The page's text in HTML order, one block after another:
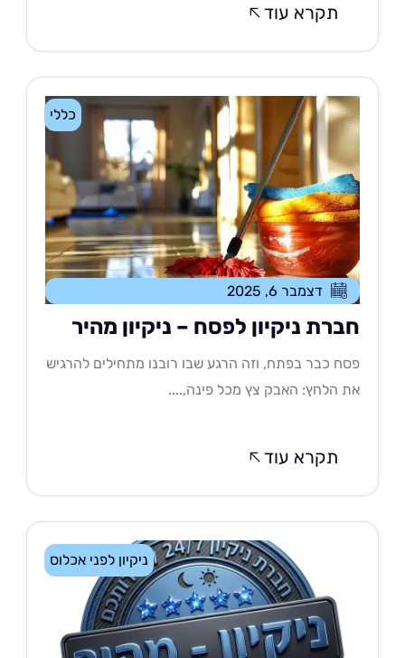
תקרא עוד
כללי
דצמבר 6, 2025
ניקיון לפסח – ניקיון מהיר
כבר בפתח, וזה הרגע שבו רובנו מתחילים להרגיש
הלחץ: האבק צץ מכל פינה,....
תקרא עוד
ניקיון לפני אכלוס